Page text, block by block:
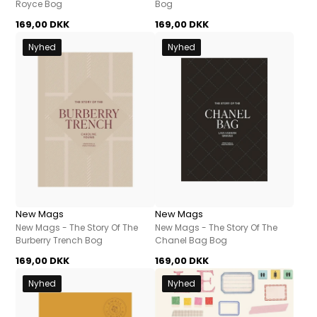
Royce Bog
169,00 DKK
Bog
169,00 DKK
Nyhed
New Mags
New Mags - The Story Of The
Burberry Trench Bog
169,00 DKK
Nyhed
New Mags
New Mags - The Story Of The
Chanel Bag Bog
169,00 DKK
Nyhed Nyhed